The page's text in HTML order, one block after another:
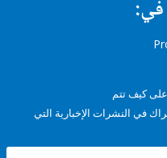
الإخبارية التي